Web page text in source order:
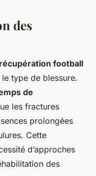
des
football
type de blessure.
de
les fractures
prolongées
Cette
d’approches
des